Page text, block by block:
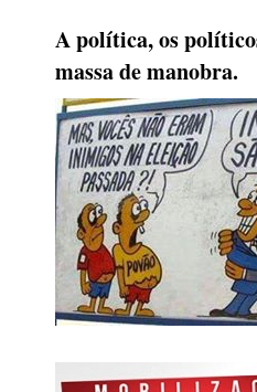
A política, os
massa de manobra.